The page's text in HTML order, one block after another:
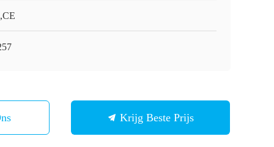
Krijg Beste Prijs